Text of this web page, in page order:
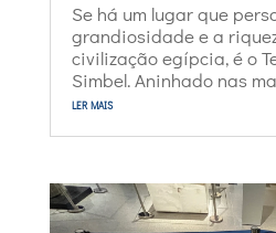
Se há um lugar que
grandiosidade e a
civilização egípcia, é o
Simbel. Aninhado nas
ler mais